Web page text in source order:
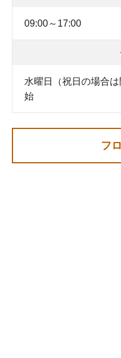
09:00～17:00
水曜日（祝日の場合
始
フ